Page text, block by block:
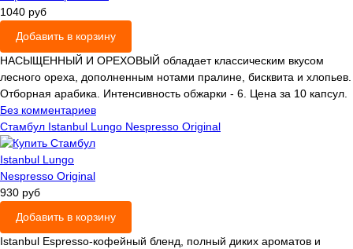
1040 руб
Добавить в корзину
НАСЫЩЕННЫЙ И ОРЕХОВЫЙ обладает классическим вкусом
лесного ореха, дополненным нотами пралине, бисквита и хлопьев.
Отборная арабика. Интенсивность обжарки - 6. Цена за 10 капсул.
Без комментариев
Стамбул Istanbul Lungo Nespresso Original
930 руб
Добавить в корзину
Istanbul Espresso-кофейный бленд, полный диких ароматов и